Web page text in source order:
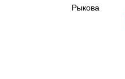
Рыкова